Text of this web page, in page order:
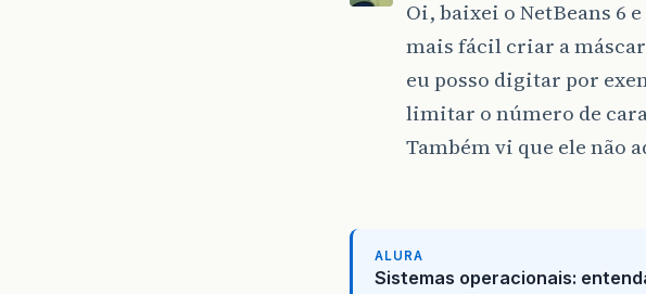
Oi, baixei o NetBeans 6
mais fácil criar a
eu posso digitar por
limitar o número de
Também vi que ele não
ALURA
Sistemas operacionais: